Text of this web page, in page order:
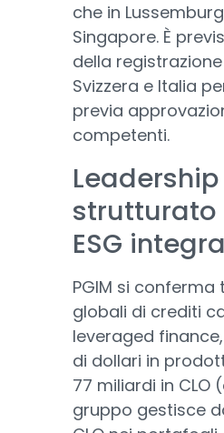
che in
Singapore. È
della
Svizzera e Italia
previa
competenti.
strutturato
ESG
PGIM si
globali di crediti
leveraged
di dollari in
77 miliardi in CLO
gruppo gestisce